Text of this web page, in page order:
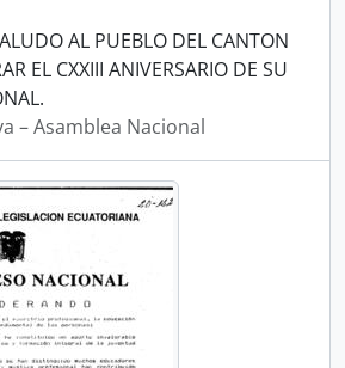
AL PUEBLO DEL CANTON
EL CXXIII ANIVERSARIO DE SU
– Asamblea Nacional